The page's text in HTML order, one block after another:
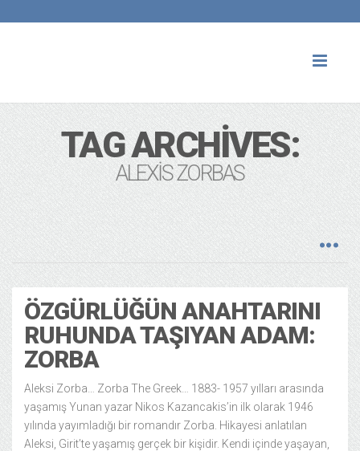
TAG ARCHIVES:
ALEXIS ZORBAS
ÖZGÜRLÜĞÜN ANAHTARINI
RUHUNDA TAŞIYAN ADAM:
ZORBA
Aleksi Zorba… Zorba The Greek… 1883- 1957 yılları arasında
yaşamış Yunan yazar Nikos Kazancakis’in ilk olarak 1946
yılında yayımladığı bir romandır Zorba. Hikayesi anlatılan
Aleksi, Girit’te yaşamış gerçek bir kişidir. Kendi içinde yaşayan,